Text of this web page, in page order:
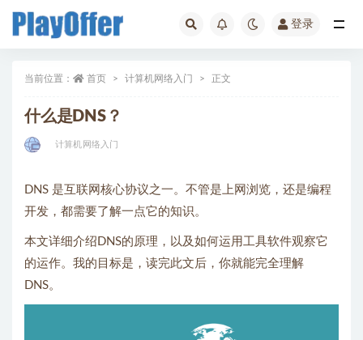
登录
当前位置： 首页 计算机网络入门 正文
什么是DNS？
计算机网络入门
DNS 是互联网核心协议之一。不管是上网浏览，还是编程
开发，都需要了解一点它的知识。
本文详细介绍DNS的原理，以及如何运用工具软件观察它
的运作。我的目标是，读完此文后，你就能完全理解
DNS。